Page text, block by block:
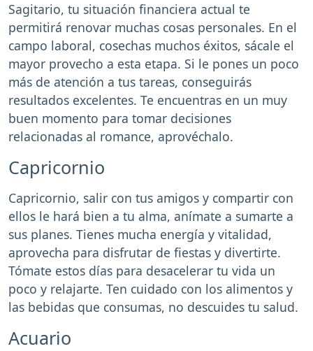
Sagitario, tu situación financiera actual te
permitirá renovar muchas cosas personales. En el
campo laboral, cosechas muchos éxitos, sácale el
mayor provecho a esta etapa. Si le pones un poco
más de atención a tus tareas, conseguirás
resultados excelentes. Te encuentras en un muy
buen momento para tomar decisiones
relacionadas al romance, aprovéchalo.
Capricornio
Capricornio, salir con tus amigos y compartir con
ellos le hará bien a tu alma, anímate a sumarte a
sus planes. Tienes mucha energía y vitalidad,
aprovecha para disfrutar de fiestas y divertirte.
Tómate estos días para desacelerar tu vida un
poco y relajarte. Ten cuidado con los alimentos y
las bebidas que consumas, no descuides tu salud.
Acuario